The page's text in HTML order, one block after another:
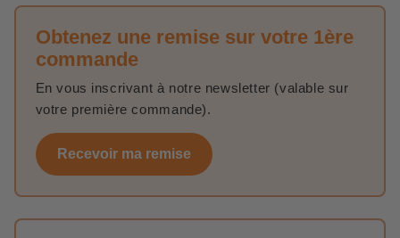
Obtenez une remise sur votre 1ère
commande
En vous inscrivant à notre newsletter (valable sur
votre première commande).
Recevoir ma remise